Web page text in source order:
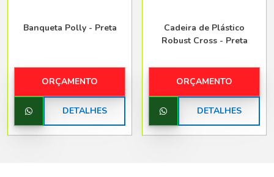
Banqueta Polly - Preta
ORÇAMENTO
DETALHES
Cadeira de Plástico
Robust Cross - Preta
ORÇAMENTO
DETALHES